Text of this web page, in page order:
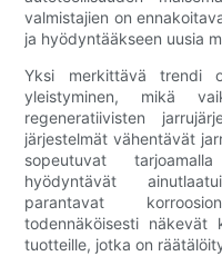
valmistajien on
ja hyödyntääkseen uusia
Yksi merkittävä trendi
yleistyminen, mikä
regeneratiivisten
järjestelmät vähentävät
sopeutuvat
hyödyntävät
parantavat
todennäköisesti näkevät
tuotteille, jotka on